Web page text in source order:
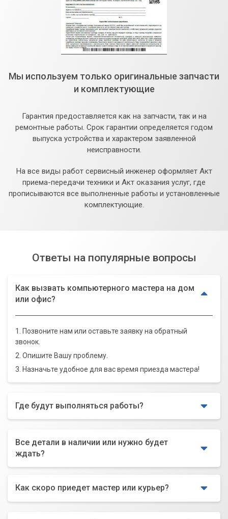
Мы используем только оригинальные запчасти
и комплектующие
Гарантия предоставляется как на запчасти, так и на
ремонтные работы. Срок гарантии определяется годом
выпуска устройства и характером заявленной
неисправности.
На все виды работ сервисный инженер оформляет Акт
приема-передачи техники и Акт оказания услуг, где
прописываются все выполненные работы и установленные
комплектующие.
Ответы на популярные вопросы
Как вызвать компьютерного мастера на дом
или офис?
1. Позвоните нам или оставьте заявку на обратный
звонок.
2. Опишите Вашу проблему.
3. Назначьте удобное для вас время приезда мастера!
Где будут выполняться работы?
Все детали в наличии или нужно будет
ждать?
Как скоро приедет мастер или курьер?